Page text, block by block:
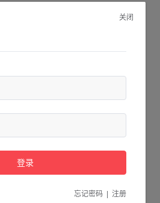
，或点击下面的按钮返回首页。
关闭
登录
忘记密码 注册